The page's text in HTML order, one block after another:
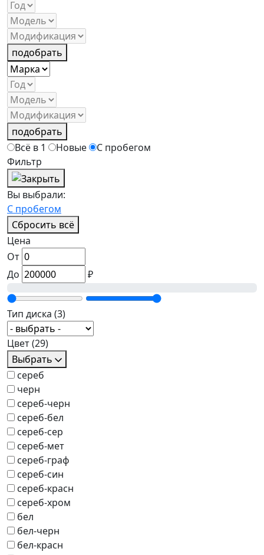
подобрать
подобрать
Всё в 1
Новые
С пробегом
Фильтр
Вы выбрали:
С пробегом
Сбросить всё
Цена
От
До
₽
Тип диска (3)
Цвет(29)
Выбрать
сереб
черн
сереб-черн
сереб-бел
сереб-сер
сереб-мет
сереб-граф
сереб-син
сереб-красн
сереб-хром
бел
бел-черн
бел-красн